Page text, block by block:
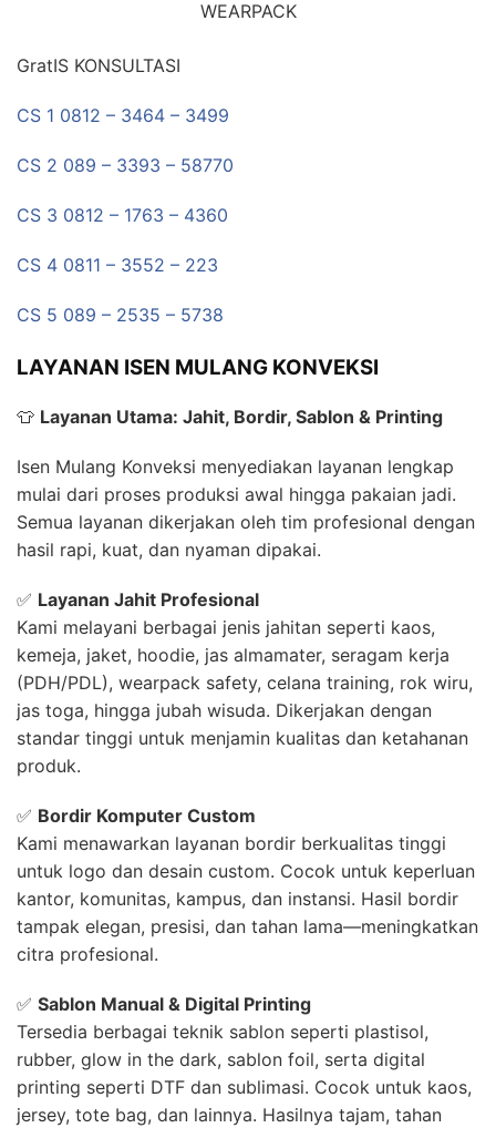
WEARPACK
GratIS KONSULTASI
CS 1 0812 – 3464 – 3499
CS 2 089 – 3393 – 58770
CS 3 0812 – 1763 – 4360
CS 4 0811 – 3552 – 223
CS 5 089 – 2535 – 5738
LAYANAN ISEN MULANG KONVEKSI
👕 Layanan Utama: Jahit, Bordir, Sablon & Printing
Isen Mulang Konveksi menyediakan layanan lengkap
mulai dari proses produksi awal hingga pakaian jadi.
Semua layanan dikerjakan oleh tim profesional dengan
hasil rapi, kuat, dan nyaman dipakai.
✅ Layanan Jahit Profesional
Kami melayani berbagai jenis jahitan seperti kaos,
kemeja, jaket, hoodie, jas almamater, seragam kerja
(PDH/PDL), wearpack safety, celana training, rok wiru,
jas toga, hingga jubah wisuda. Dikerjakan dengan
standar tinggi untuk menjamin kualitas dan ketahanan
produk.
✅ Bordir Komputer Custom
Kami menawarkan layanan bordir berkualitas tinggi
untuk logo dan desain custom. Cocok untuk keperluan
kantor, komunitas, kampus, dan instansi. Hasil bordir
tampak elegan, presisi, dan tahan lama—meningkatkan
citra profesional.
✅ Sablon Manual & Digital Printing
Tersedia berbagai teknik sablon seperti plastisol,
rubber, glow in the dark, sablon foil, serta digital
printing seperti DTF dan sublimasi. Cocok untuk kaos,
jersey, tote bag, dan lainnya. Hasilnya tajam, tahan